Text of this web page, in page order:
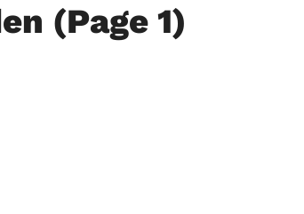
(Page 1)